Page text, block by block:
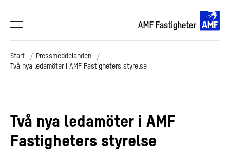
Start
Pressmeddelanden
Två nya ledamöter i AMF Fastigheters styrelse
Två nya ledamöter i AMF
Fastigheters styrelse